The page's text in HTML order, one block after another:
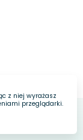
z niej wyrażasz
przeglądarki.